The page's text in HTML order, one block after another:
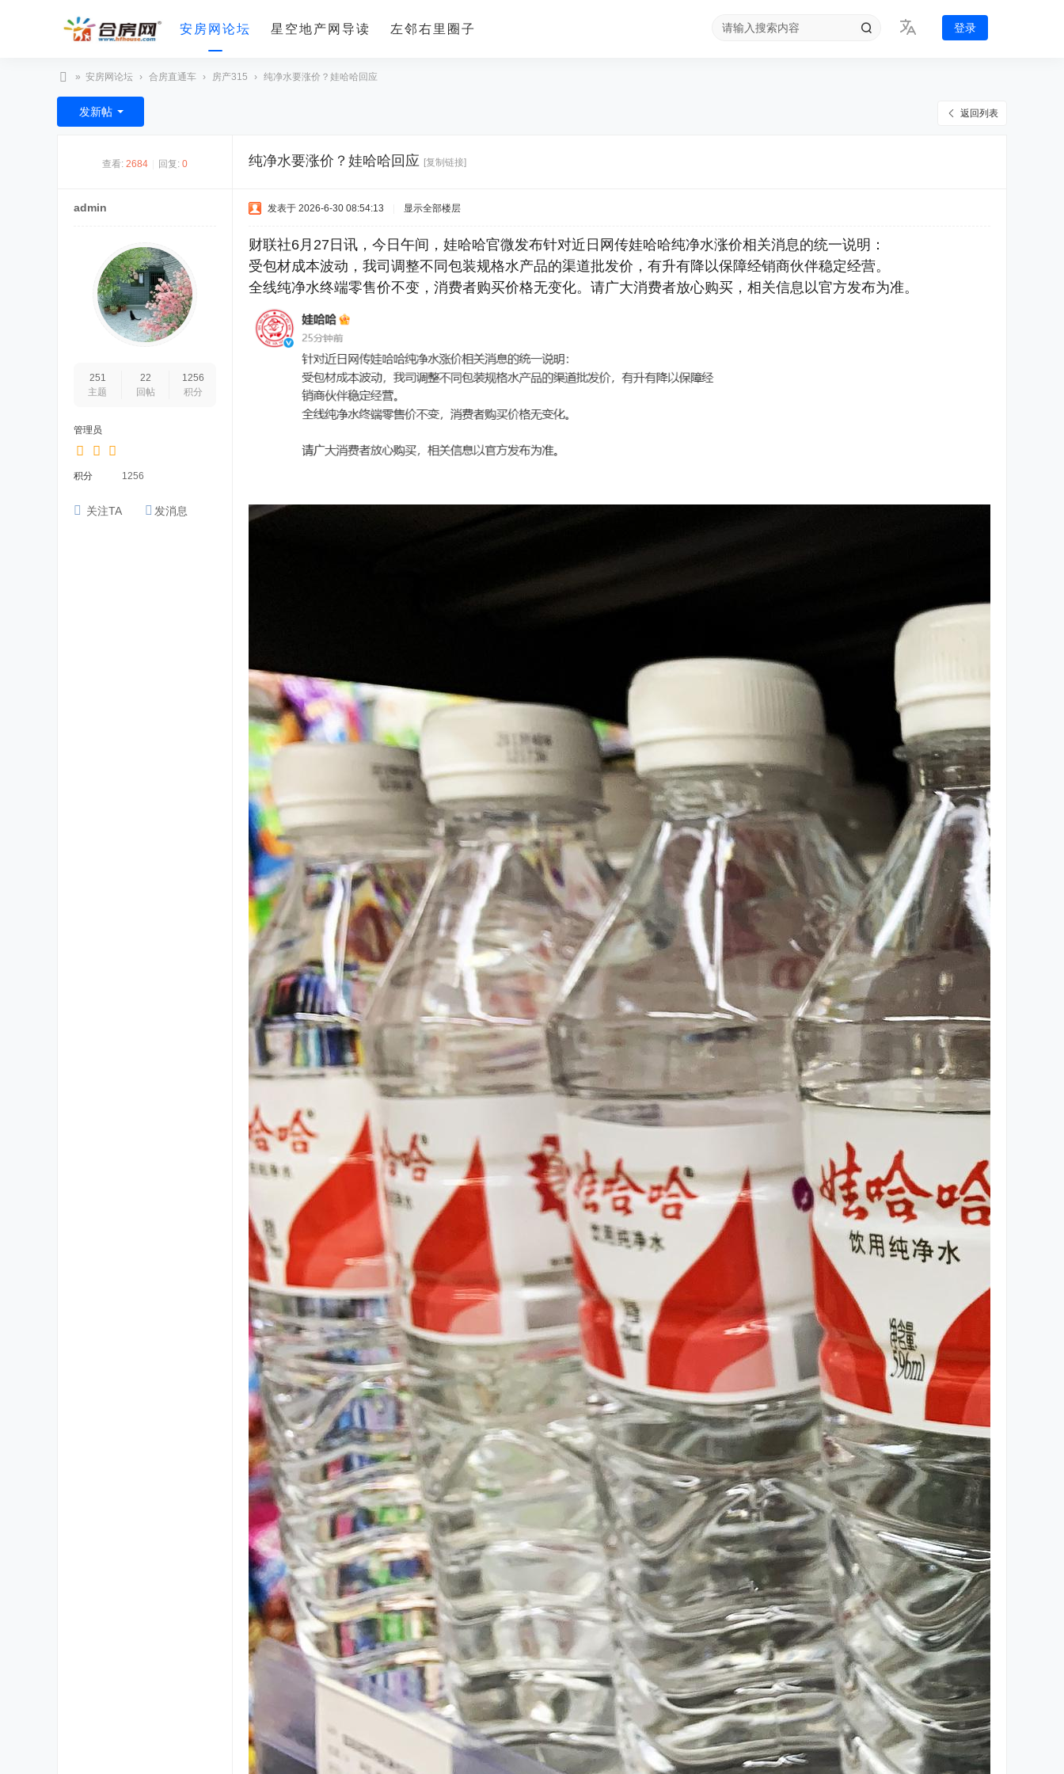
安房网论坛 星空地产网导读 左邻右里圈子 登录
合
房
» 安房网论坛 › 合房直通车 › 房产315 › 纯净水要涨价？娃哈哈回应
返回列表
发新帖
查看: 2684 回复: 0 纯净水要涨价？娃哈哈回应 [复制链接]
admin
251
主题
22
回帖
1256
积分
管理员
积分 1256
关注TA 发消息
发表于 2026-6-30 08:54:13 显示全部楼层
财联社6月27日讯，今日午间，娃哈哈官微发布针对近日网传娃哈哈纯净水涨价相关消息的统一说明：
受包材成本波动，我司调整不同包装规格水产品的渠道批发价，有升有降以保障经销商伙伴稳定经营。
全线纯净水终端零售价不变，消费者购买价格无变化。请广大消费者放心购买，相关信息以官方发布为准。